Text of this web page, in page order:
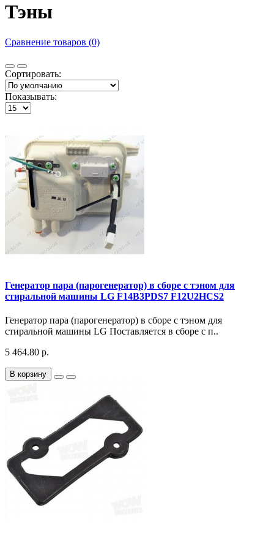
Тэны
Сравнение товаров (0)
Сортировать:
Показывать:
Генератор пара (парогенератор) в сборе с тэном для
стиральной машины LG F14B3PDS7 F12U2HCS2
Генератор пара (парогенератор) в сборе с тэном для
стиральной машины LG Поставляется в сборе с п..
5 464.80 р.
В корзину